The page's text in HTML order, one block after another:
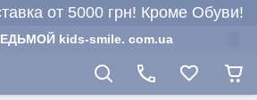
от 5000 грн! Кроме Обуви!
kids-smile. com.ua